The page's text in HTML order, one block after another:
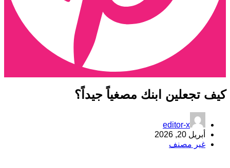
تجعلين ابنك مصغياً جيداً؟
editor-x
أبريل 20, 2026
غير مصنف